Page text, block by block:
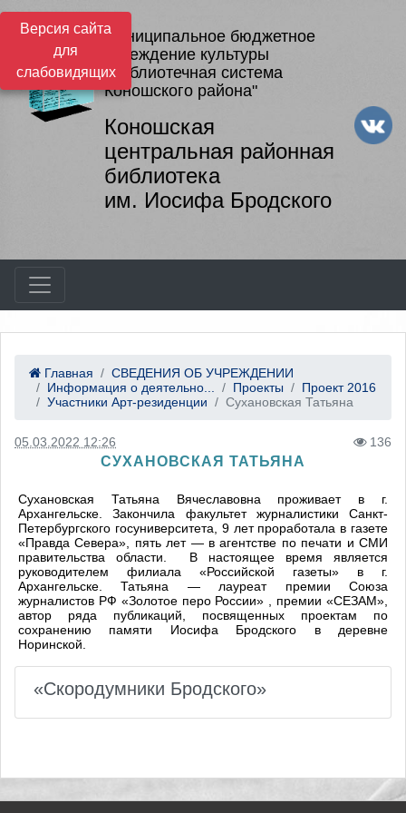
Версия сайта
для
слабовидящих
Муниципальное бюджетное
учреждение культуры
"Библиотечная система
Коношского района"
Коношская
центральная районная
библиотека
им. Иосифа Бродского
Главная
СВЕДЕНИЯ ОБ УЧРЕЖДЕНИИ
Информация о деятельно...
Проекты
Проект 2016
Участники Арт-резиденции
Сухановская Татьяна
05.03.2022 12:26 136
СУХАНОВСКАЯ ТАТЬЯНА
Сухановская Татьяна Вячеславовна проживает в г.
Архангельске. Закончила факультет журналистики Санкт-
Петербургского госуниверситета, 9 лет проработала в газете
«Правда Севера», пять лет — в агентстве по печати и СМИ
правительства области. В настоящее время является
руководителем филиала «Российской газеты» в г.
Архангельске. Татьяна — лауреат премии Союза
журналистов РФ «Золотое перо России» , премии «СЕЗАМ»,
автор ряда публикаций, посвященных проектам по
сохранению памяти Иосифа Бродского в деревне
Норинской.
«Скородумники Бродского»